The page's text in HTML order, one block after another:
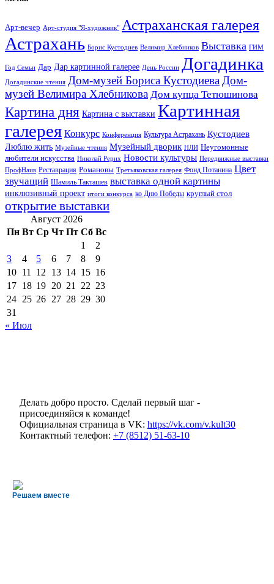
Арт-вечер Арт-студия "Я-художник" Астраханская галерея
Астрахань Борис Кустодиев Велимир Хлебников Выставка ГИМ
Год Семьи Дар Дар картинной галерее День России Догадинка
Догадинские чтения Дом-музей Бориса Кустодиева Дом-
музей Велимира Хлебникова Дом купца Тетюшинова
Картина дня Картина с выставки Картинная
галерея Конкурс Конференция Культура Астрахань Кустодиев
Люблю жить Музейные чтения Музейный дворик НЛИ Неугомонные
любители искусства Николай Рерих Новости культуры Передвижные выставки
ПрофНаив Реставрация Романовы Третьяковская галерея Фонд Потанина Цвет
звучащий Шамиль Такташев выставка одной картины
инклюзивный проект итоги конкурса ко Дню Победы круглый стол
открытие выставки
Август 2026
Пн Вт Ср Чт Пт Сб Вс
1
2
3
4 5 6 7 8
9
10 11 12 13 14 15 16
17 18 19 20 21 22 23
24 25 26 27 28 29 30
31
« Июл
Делать добро просто. Сделай первый шаг -
присоединяйся к команде!
Официальная страница в VK: https://vk.com/v.kult30
Контактный телефон: +7 (8512) 51-63-10
Решаем вместе